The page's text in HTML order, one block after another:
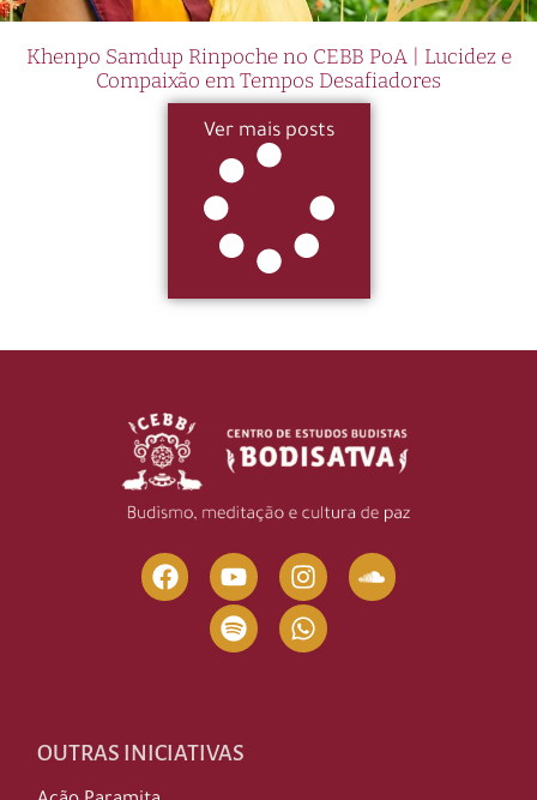
Khenpo Samdup Rinpoche no CEBB PoA | Lucidez e
Compaixão em Tempos Desafiadores
Ver mais posts
OUTRAS INICIATIVAS